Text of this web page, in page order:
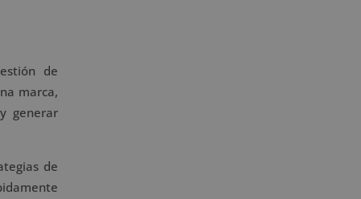
de
marca,
generar
de